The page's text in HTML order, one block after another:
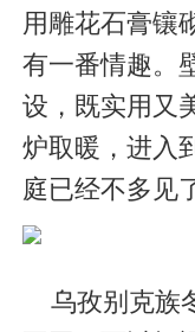
用雕花石膏镶
有一番情趣。
设，既实用又
炉取暖，进入
庭已经不多见
乌孜别克族